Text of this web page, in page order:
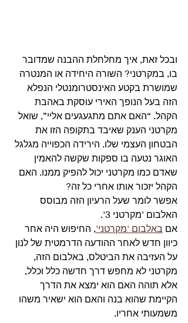
ובכל זאת, איך מחלחלת ההבנה שמדובר
בו, במקרטני? השורה היחידה או המנטרה
שמושרת בקטע האינסטרומנטלי הנפלא
הזה בעל הנופך האירי עוסקת באהבת
הקהל. “האם אתם מתגעגעים אליי”, שואל
מקרטני הענק שאיבד בתקופה הזו את
הבטחון העצמי שלו. הירידה הכפוייה מגלגל
האוגר נטעה בו ספקות שקשה להאמין
שאדם כמו מקרטני יכול להפיק ממנו. האם
הקהל יזכור אותו אחרי כל זה?
אפשר לומר שעל הרעיון הזה מבוסס
האלבום 'מקרטני 3'.
אם באלבום 'מקרטני', החיפוש היה אחר
כיוון חדש לאחר ההודעה הדרמטית של לנון
על העזיבה את הביטלס, באלבום הזה,
מקרטני לא מחפש דרך חדשה כלל וכלל,
אלא תוהה האם הוא ימצא את הדרך
הקיימת שהוא בנה והאם הוא ישאיר משהו
משמעותי אחריו.